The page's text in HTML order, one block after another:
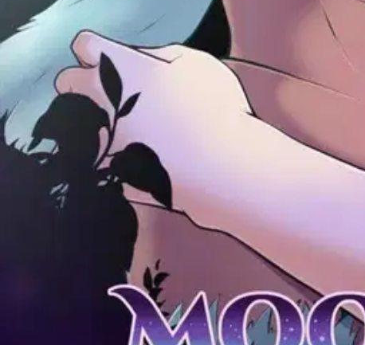
Oletko tyytyväinen tuotetietoihin?
Ovatko tuotetiedot riittävät? Jos tuotetiedoissa on puutteita tai niitä
Anna palautetta ,Avautuu uuteen välilehteen
Ilmainen palautus 30 päivää.*
Nouto myymälästä ilman toimituskuluja.
Asiakasomistajalle Bonusta jopa 5 %.*
Ensitilaajan pikaopas